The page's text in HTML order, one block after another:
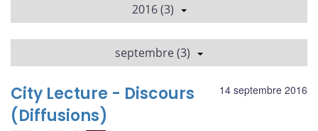
2016 (3)
septembre (3)
14 septembre 2016
City Lecture - Discours
(Diffusions)